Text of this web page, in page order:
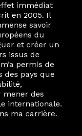
immédiat
en 2005. Il
savoir
du
et créer un
issus de
permis de
des pays que
mener des
internationale.
ma carrière.